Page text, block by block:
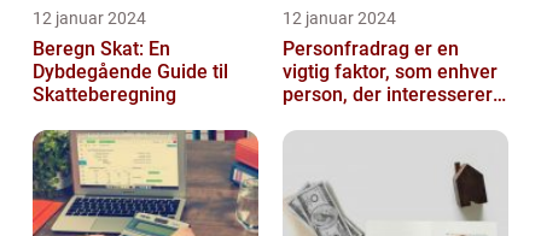
12 januar 2024
Beregn Skat: En
Dybdegående Guide til
Skatteberegning
12 januar 2024
Personfradrag er en
vigtig faktor, som enhver
person, der interesserer
personlig ...